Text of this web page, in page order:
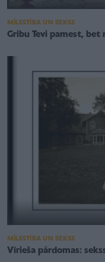
MĪLESTĪBA UN SEKSS
Gribu Tevi pamest, bet
MĪLESTĪBA UN SEKSS
Vīrieša pārdomas: